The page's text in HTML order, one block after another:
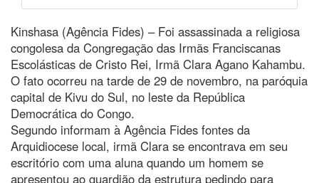
Kinshasa (Agência Fides) – Foi assassinada a religiosa
congolesa da Congregação das Irmãs Franciscanas
Escolásticas de Cristo Rei, Irmã Clara Agano Kahambu.
O fato ocorreu na tarde de 29 de novembro, na paróquia
capital de Kivu do Sul, no leste da República
Democrática do Congo.
Segundo informam à Agência Fides fontes da
Arquidiocese local, irmã Clara se encontrava em seu
escritório com uma aluna quando um homem se
apresentou ao guardião da estrutura pedindo para